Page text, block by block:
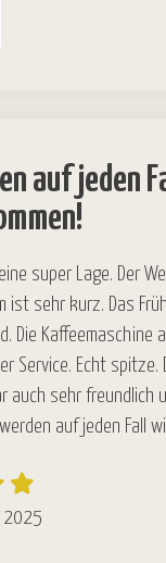
auf jeden
super Lage. Der
ist sehr kurz. Das
Die Kaffeemaschine
Service. Echt spitze.
auch sehr freundlich
auf jeden Fall
2025